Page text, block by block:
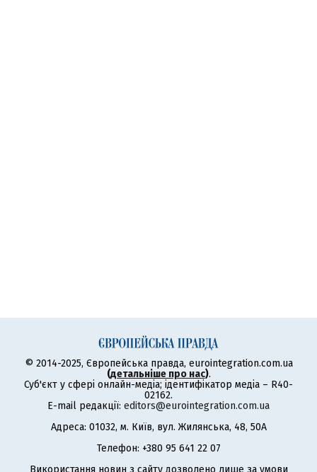
© 2014-2025, Європейська правда, eurointegration.com.ua
(детальніше про нас).
Суб'єкт у сфері онлайн-медіа; ідентифікатор медіа – R40-
02162.
E-mail редакції: editors@eurointegration.com.ua
Адреса: 01032, м. Київ, вул. Жилянська, 48, 50А
Телефон: +380 95 641 22 07
Використання новин з сайту дозволено лише за умови